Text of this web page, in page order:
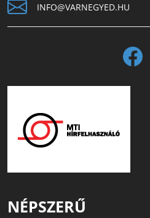
INFO@VARNEGYED.HU
NÉPSZERŰ